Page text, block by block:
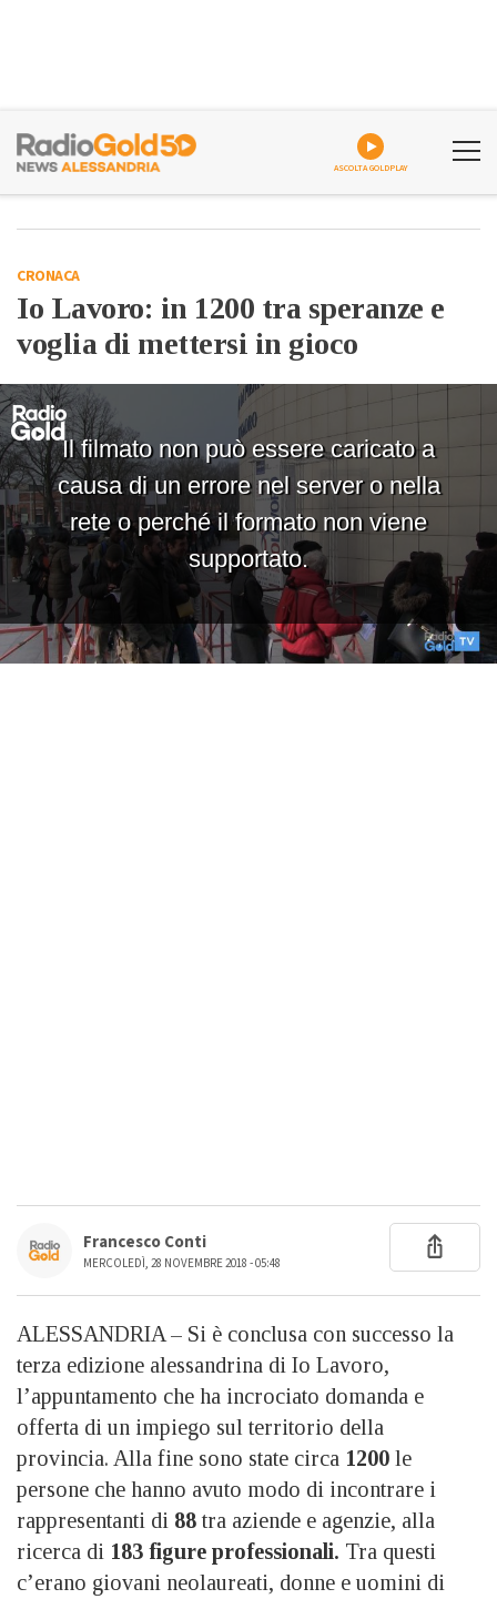
ASCOLTA GOLDPLAY
CRONACA
Io Lavoro: in 1200 tra speranze e
voglia di mettersi in gioco
Francesco Conti
MERCOLEDÌ, 28 NOVEMBRE 2018 - 05:48
ALESSANDRIA – Si è conclusa con successo la
terza edizione alessandrina di Io Lavoro,
l’appuntamento che ha incrociato domanda e
offerta di un impiego sul territorio della
provincia. Alla fine sono state circa 1200 le
persone che hanno avuto modo di incontrare i
rappresentanti di 88 tra aziende e agenzie, alla
ricerca di 183 figure professionali. Tra questi
c’erano giovani neolaureati, donne e uomini di